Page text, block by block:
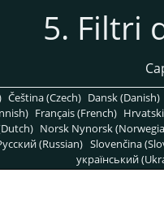
5. Filtri
Čeština (Czech) Dansk (Danish)
Français (French)
Norsk Nynorsk
(Russian) Slovenčina
український